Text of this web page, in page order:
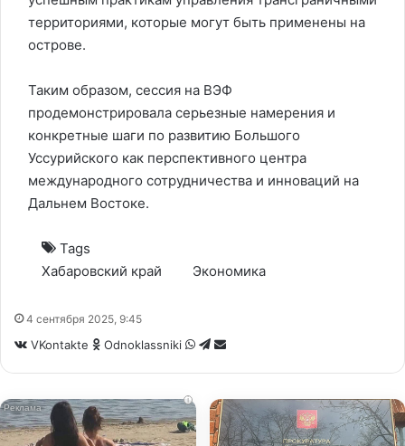
территориями, которые могут быть применены на
острове.
Таким образом, сессия на ВЭФ
продемонстрировала серьезные намерения и
конкретные шаги по развитию Большого
Уссурийского как перспективного центра
международного сотрудничества и инноваций на
Дальнем Востоке.
Tags
Хабаровский край
Экономика
4 сентября 2025, 9:45
VKontakte Odnoklassniki WhatsApp
Telegram
Share
i